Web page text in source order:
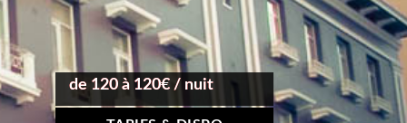
de 120 à 120€ / nuit